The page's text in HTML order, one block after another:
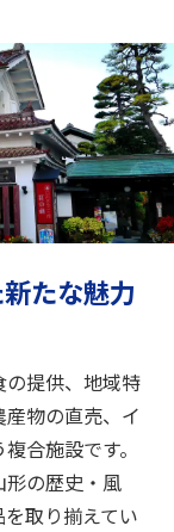
たな魅力
提供、地域特
物の直売、イ
合施設です。
形の歴史・風
取り揃えてい